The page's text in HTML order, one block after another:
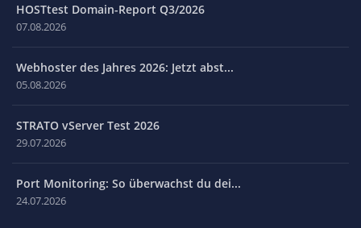
HOSTtest Domain-Report Q3/2026
07.08.2026
Webhoster des Jahres 2026: Jetzt abst...
05.08.2026
STRATO vServer Test 2026
29.07.2026
Port Monitoring: So überwachst du dei...
24.07.2026